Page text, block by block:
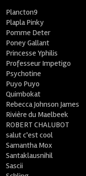
Plancton9
Plapla Pinky
Pomme Deter
Poney Gallant
Princesse Yphilis
Professeur Impetigo
Psychotine
Puyo Puyo
Quimbokat
Rebecca Johnson James
Rivière du Maelbeek
ROBERT CHALUBOT
salut c'est cool
Samantha Mox
Santaklausnihil
Sascii